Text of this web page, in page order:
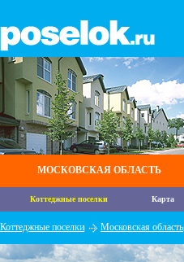
МОСКОВСКАЯ ОБЛАСТЬ
Коттеджные поселки Карта
Коттеджные поселки Московская область